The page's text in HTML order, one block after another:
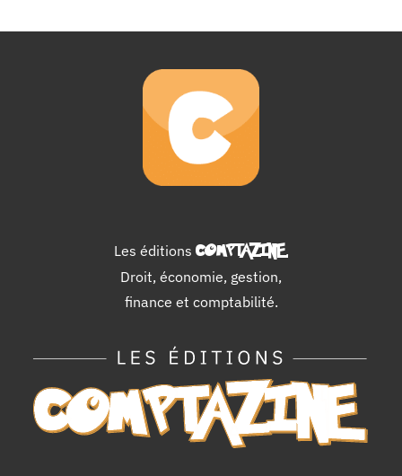
Les éditions COMPTAZINE.
Droit, économie, gestion,
finance et comptabilité.